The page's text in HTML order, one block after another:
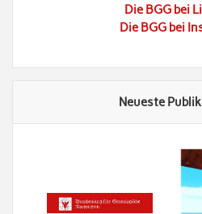
Die BGG bei
Die BGG bei
Neueste